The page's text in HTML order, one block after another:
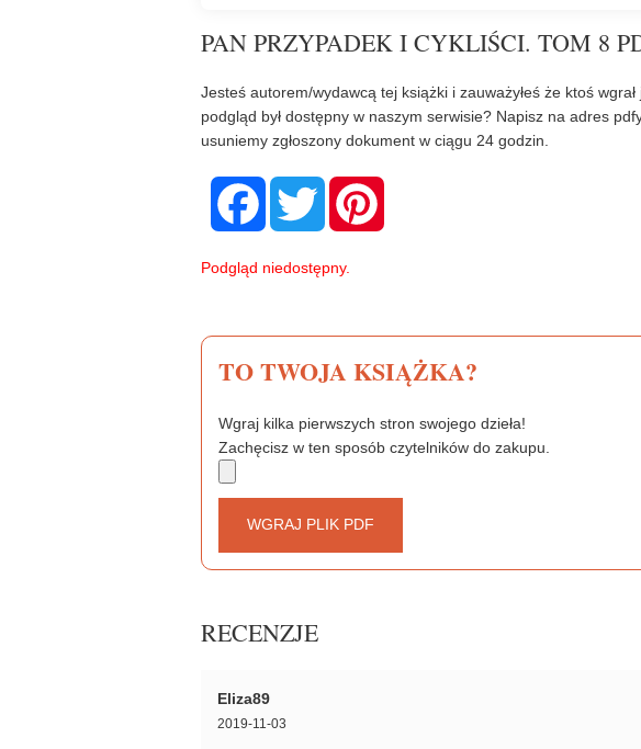
PAN PRZYPADEK I CYKLIŚCI. TOM 8
Jesteś autorem/wydawcą tej książki i zauważyłeś że ktoś
podgląd był dostępny w naszym serwisie? Napisz na adres
usuniemy zgłoszony dokument w ciągu 24 godzin.
F
c
o
T
w
e
Podgląd niedostępny.
TO TWOJA KSIĄŻKA?
Wgraj kilka pierwszych stron swojego dzieła!
Zachęcisz w ten sposób czytelników do zakupu.
WGRAJ PLIK PDF
RECENZJE
Eliza89
2019-11-03